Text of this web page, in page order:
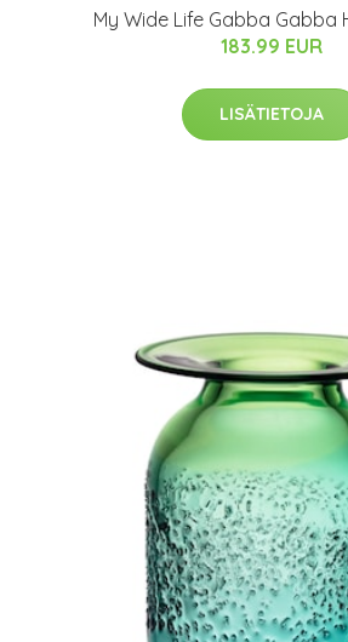
My Wide Life Gabba Gabba
183.99 EUR
LISÄTIETOJA